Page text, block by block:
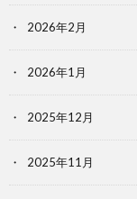
2026年2月
2026年1月
2025年12月
2025年11月